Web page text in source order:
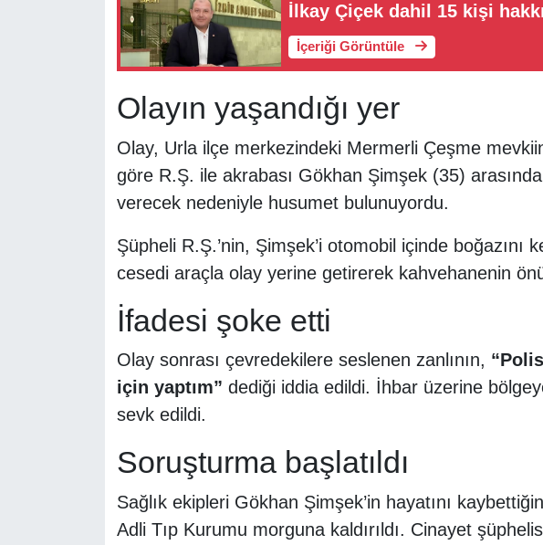
İlkay Çiçek dahil 15 kişi
İçeriği Görüntüle
Olayın yaşandığı yer
Olay, Urla ilçe merkezindeki Mermerli Çeşme
göre R.Ş. ile akrabası Gökhan Şimşek (35)
verecek nedeniyle husumet bulunuyordu.
Şüpheli R.Ş.’nin, Şimşek’i otomobil içinde boğazını
cesedi araçla olay yerine getirerek kahvehanenin
İfadesi şoke etti
Olay sonrası çevredekilere seslenen zanlının,
için yaptım” dediği iddia edildi. İhbar üzerine
sevk edildi.
Soruşturma başlatıldı
Sağlık ekipleri Gökhan Şimşek’in hayatını
Adli Tıp Kurumu morguna kaldırıldı. Cinayet